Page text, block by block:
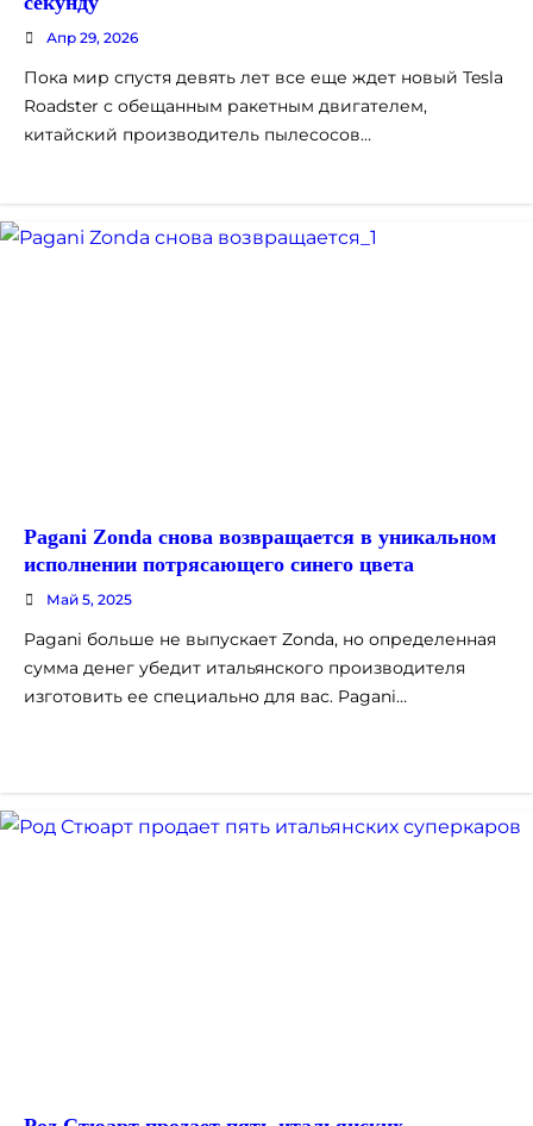
Апр 29, 2026
Пока мир спустя девять лет все еще ждет новый Tesla
Roadster с обещанным ракетным двигателем,
китайский производитель пылесосов…
Pagani Zonda снова возвращается в уникальном
исполнении потрясающего синего цвета
Май 5, 2025
Pagani больше не выпускает Zonda, но определенная
сумма денег убедит итальянского производителя
изготовить ее специально для вас. Pagani…